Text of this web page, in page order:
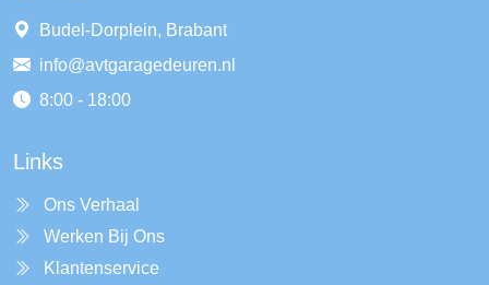
Budel-Dorplein, Brabant
info@avtgaragedeuren.nl
8:00 - 18:00
Links
Ons Verhaal
Werken Bij Ons
Klantenservice